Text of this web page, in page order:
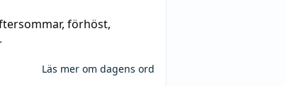
, förhöst,
Läs mer om dagens ord